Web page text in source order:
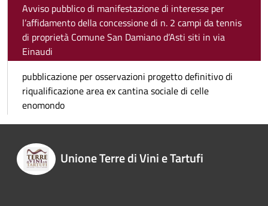
Avviso pubblico di manifestazione di interesse per
l’affidamento della concessione di n. 2 campi da tennis
di proprietà Comune San Damiano d’Asti siti in via
Einaudi
pubblicazione per osservazioni progetto definitivo di
riqualificazione area ex cantina sociale di celle
enomondo
Unione Terre di Vini e Tartufi